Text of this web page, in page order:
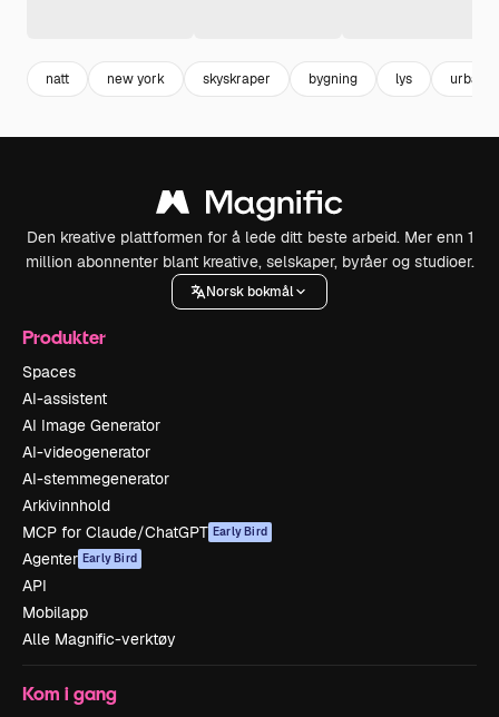
natt new york skyskraper bygning lys urban
Den kreative plattformen for å lede ditt beste arbeid. Mer enn 1
million abonnenter blant kreative, selskaper, byråer og studioer.
Norsk bokmål
Produkter
Spaces
AI-assistent
AI Image Generator
AI-videogenerator
AI-stemmegenerator
Arkivinnhold
MCP for Claude/ChatGPT Early Bird
Agenter Early Bird
API
Mobilapp
Alle Magnific-verktøy
Kom i gang